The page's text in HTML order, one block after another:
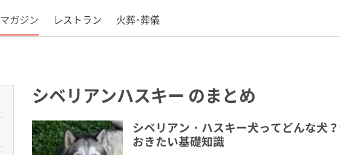
マガジン レストラン 火葬･葬儀
シベリアンハスキー のまとめ
シベリアン・ハスキー犬ってどんな犬
おきたい基礎知識